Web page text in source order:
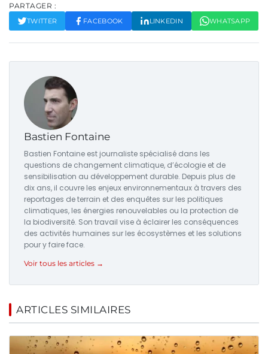
PARTAGER :
TWITTER FACEBOOK LINKEDIN WHATSAPP
Bastien Fontaine
Bastien Fontaine est journaliste spécialisé dans les
questions de changement climatique, d’écologie et de
sensibilisation au développement durable. Depuis plus de
dix ans, il couvre les enjeux environnementaux à travers des
reportages de terrain et des enquêtes sur les politiques
climatiques, les énergies renouvelables ou la protection de
la biodiversité. Son travail vise à éclairer les conséquences
des activités humaines sur les écosystèmes et les solutions
pour y faire face.
Voir tous les articles →
ARTICLES SIMILAIRES